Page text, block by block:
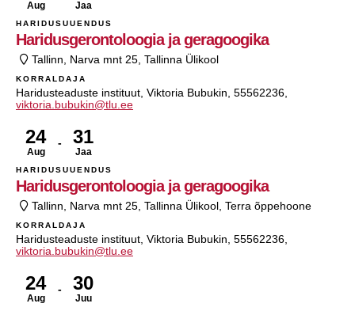
Aug Jaa
HARIDUSUUENDUS
Haridusgerontoloogia ja geragoogika
Tallinn, Narva mnt 25, Tallinna Ülikool
KORRALDAJA
Haridusteaduste instituut, Viktoria Bubukin, 55562236,
viktoria.bubukin@tlu.ee
24
Aug
31
Jaa
HARIDUSUUENDUS
Haridusgerontoloogia ja geragoogika
Tallinn, Narva mnt 25, Tallinna Ülikool, Terra õppehoone
KORRALDAJA
Haridusteaduste instituut, Viktoria Bubukin, 55562236,
viktoria.bubukin@tlu.ee
24
Aug
30
Juu